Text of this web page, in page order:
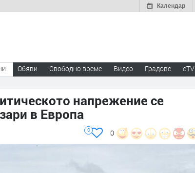
Календар
Обяви Свободно време Видео Градове eTV
напрежение се
в Европа
0
0